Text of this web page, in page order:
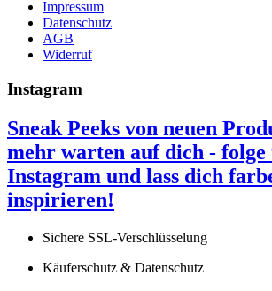
Impressum
Datenschutz
AGB
Widerruf
Instagram
Sneak Peeks von neuen
mehr warten auf dich -
Instagram und lass dich
inspirieren!
Sichere SSL-Verschlüsselung
Käuferschutz & Datenschutz